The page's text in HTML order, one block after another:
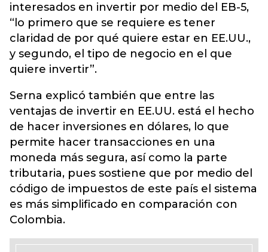
interesados en invertir por medio del EB-5,
“lo primero que se requiere es tener
claridad de por qué quiere estar en EE.UU.,
y segundo, el tipo de negocio en el que
quiere invertir”.
Serna explicó también que entre las
ventajas de invertir en EE.UU. está el hecho
de hacer inversiones en dólares, lo que
permite hacer transacciones en una
moneda más segura, así como la parte
tributaria, pues sostiene que por medio del
código de impuestos de este país el sistema
es más simplificado en comparación con
Colombia.